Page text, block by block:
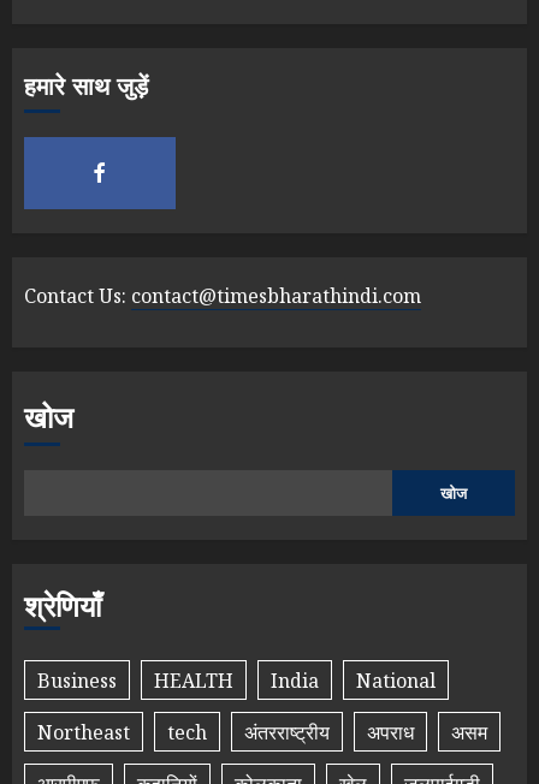
हमारे साथ जुड़ें
Contact Us: contact@timesbharathindi.com
खोज
खोज
श्रेणियाँ
Business HEALTH India
National
Northeast
tech अंतरराष्ट्रीय अपराध
असम